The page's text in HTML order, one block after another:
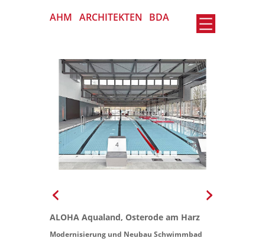
AHM ARCHITEKTEN BDA
ALOHA Aqualand, Osterode am Harz
Modernisierung und Neubau Schwimmbad